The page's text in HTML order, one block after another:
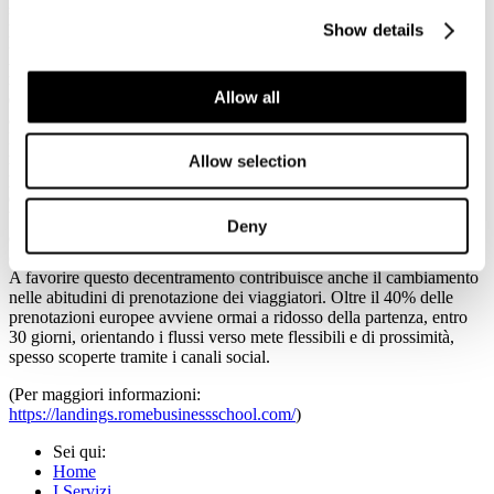
Show details
Allow all
Allow selection
Deny
l’intero anno proiettano 141,2 milioni di arrivi e 478,6 milioni di
presenze, indicando anche una ripresa della domanda domestica. “
regioni – con il Lazio sopra gli 82 milioni di presenze nel 2025 forte
del Giubileo, il Veneto a oltre 81 milioni e la Campania in rapida
ascesa con Napoli – si fa strada una nuova geografia dei viaggi.
Regioni come Abruzzo, Molise, Friuli-Venezia Giulia e Basilicata
registrano crescite superiori alla media nazionale grazie a una
enogastronomia. Parallelamente, si assiste al boom dei piccoli
borghi, le cui presenze sono cresciute del 7% nel 2025, supportate
da una straordinaria attenzione sul web che ha superato i 94 milioni
di ricerche online.
A favorire questo decentramento contribuisce anche il cambiamento
nelle abitudini di prenotazione dei viaggiatori. Oltre il 40% delle
prenotazioni europee avviene ormai a ridosso della partenza, entro
30 giorni, orientando i flussi verso mete flessibili e di prossimità,
spesso scoperte tramite i canali social.
(Per maggiori informazioni:
https://landings.romebusinessschool.com/)
Sei qui:
Home